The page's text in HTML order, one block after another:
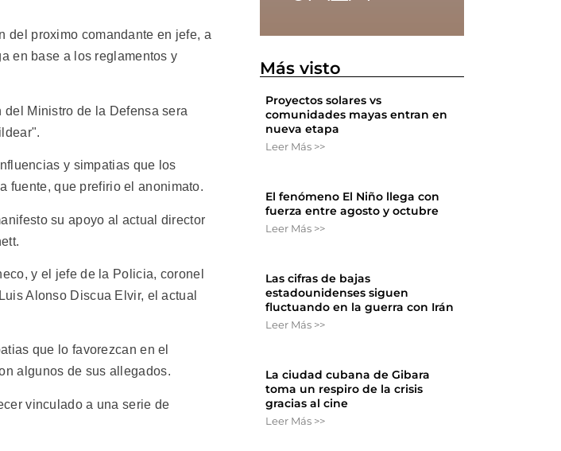
del proximo comandante en jefe, a
en base a los reglamentos y
Ministro de la Defensa sera
y simpatias que los
fuente, que prefirio el anonimato.
su apoyo al actual director
y el jefe de la Policia, coronel
Alonso Discua Elvir, el actual
que lo favorezcan en el
algunos de sus allegados.
vinculado a una serie de
Más visto
Proyectos solares vs
comunidades mayas entran en
nueva etapa
Leer Más >>
El fenómeno El Niño llega con
fuerza entre agosto y octubre
Leer Más >>
Las cifras de bajas
estadounidenses siguen
fluctuando en la guerra con Irán
Leer Más >>
La ciudad cubana de Gibara
toma un respiro de la crisis
gracias al cine
Leer Más >>